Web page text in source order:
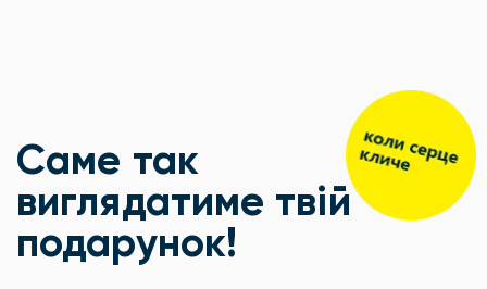
Саме так
виглядатиме твій
подарунок!